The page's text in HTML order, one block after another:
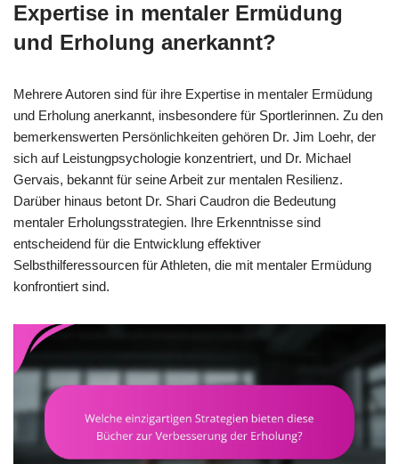
Expertise in mentaler Ermüdung
und Erholung anerkannt?
Mehrere Autoren sind für ihre Expertise in mentaler Ermüdung
und Erholung anerkannt, insbesondere für Sportlerinnen. Zu den
bemerkenswerten Persönlichkeiten gehören Dr. Jim Loehr, der
sich auf Leistungpsychologie konzentriert, und Dr. Michael
Gervais, bekannt für seine Arbeit zur mentalen Resilienz.
Darüber hinaus betont Dr. Shari Caudron die Bedeutung
mentaler Erholungsstrategien. Ihre Erkenntnisse sind
entscheidend für die Entwicklung effektiver
Selbsthilferessourcen für Athleten, die mit mentaler Ermüdung
konfrontiert sind.